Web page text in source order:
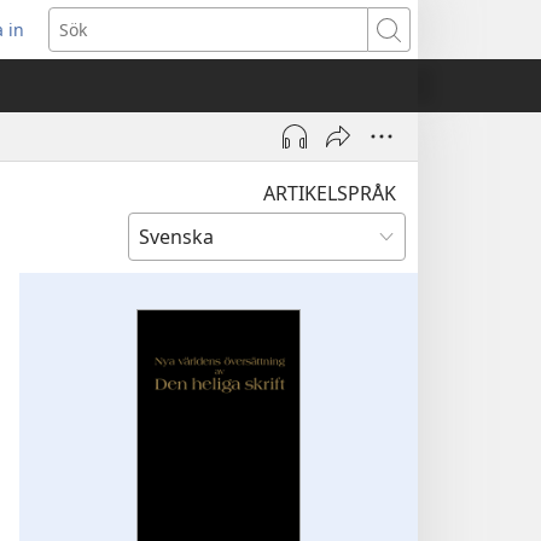
in
Sök
ARTIKELSPRÅK